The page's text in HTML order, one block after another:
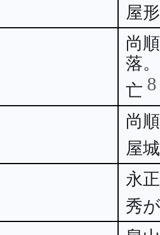
屋
尚
落
亡
尚
屋
永
秀